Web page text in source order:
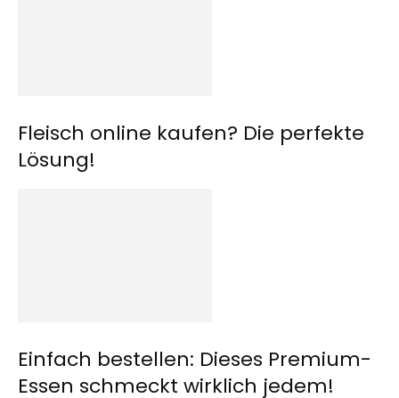
Fleisch online kaufen? Die perfekte
Lösung!
Einfach bestellen: Dieses Premium-
Essen schmeckt wirklich jedem!